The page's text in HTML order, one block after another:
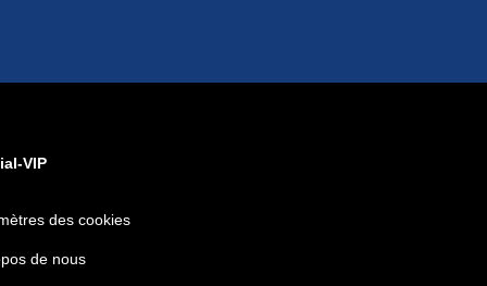
VIP
des cookies
de nous